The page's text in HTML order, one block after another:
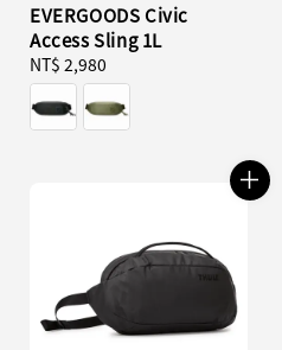
EVERGOODS Civic
Access Sling 1L
Regular
price
NT$ 2,980